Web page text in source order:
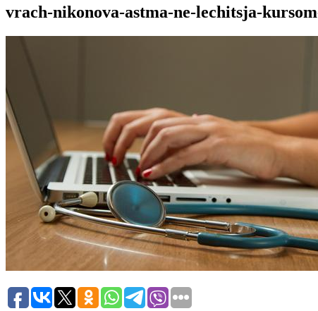
vrach-nikonova-astma-ne-lechitsja-